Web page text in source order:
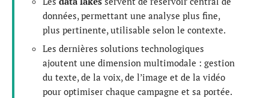
données, permettant une analyse plus fine,
plus pertinente, utilisable selon le contexte.
Les dernières solutions technologiques
ajoutent une dimension multimodale : gestion
du texte, de la voix, de l’image et de la vidéo
pour optimiser chaque campagne et sa portée.